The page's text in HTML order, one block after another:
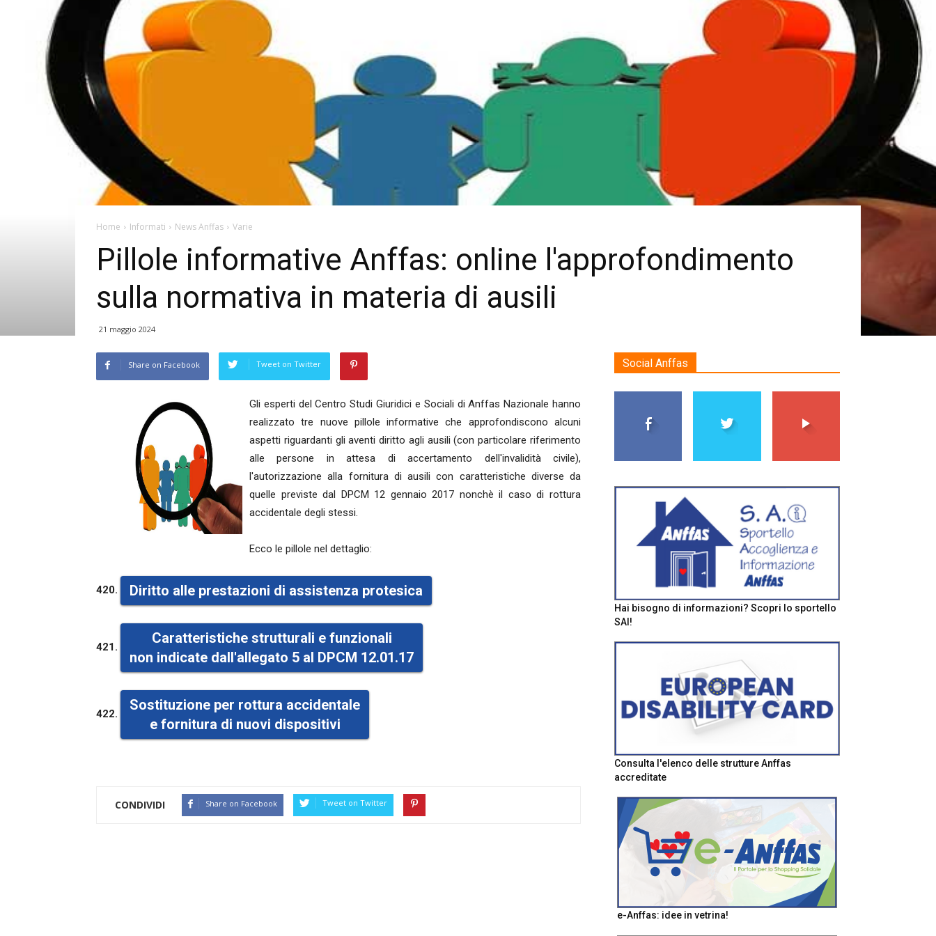
Home Informati News Anffas Varie
Pillole informative Anffas: online l'approfondimento
sulla normativa in materia di ausili
21 maggio 2024
Share on Facebook Tweet on Twitter
Gli esperti del Centro Studi Giuridici e Sociali di Anffas Nazionale hanno
realizzato tre nuove pillole informative che approfondiscono alcuni
aspetti riguardanti gli aventi diritto agli ausili (con particolare riferimento
alle persone in attesa di accertamento dell'invalidità civile),
l'autorizzazione alla fornitura di ausili con caratteristiche diverse da
quelle previste dal DPCM 12 gennaio 2017 nonchè il caso di rottura
accidentale degli stessi.
Ecco le pillole nel dettaglio:
420. Diritto alle prestazioni di assistenza protesica
421.
Caratteristiche strutturali e funzionali
non indicate dall'allegato 5 al DPCM 12.01.17
422.
Sostituzione per rottura accidentale
e fornitura di nuovi dispositivi
CONDIVIDI Share on Facebook Tweet on Twitter
Social Anffas
Hai bisogno di informazioni? Scopri lo sportello
SAI!
Consulta l'elenco delle strutture Anffas
accreditate
e-Anffas: idee in vetrina!